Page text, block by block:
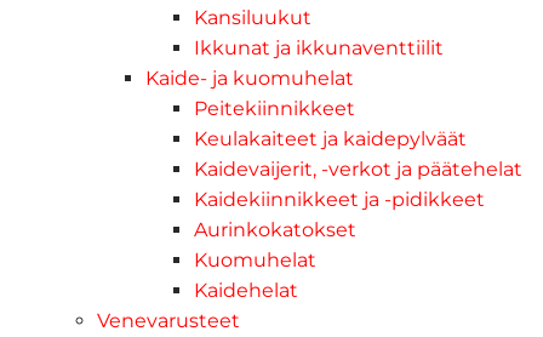
Kansiluukut
Ikkunat ja ikkunaventtiilit
Kaide- ja kuomuhelat
Peitekiinnikkeet
Keulakaiteet ja kaidepylväät
Kaidevaijerit, -verkot ja päätehelat
Kaidekiinnikkeet ja -pidikkeet
Aurinkokatokset
Kuomuhelat
Kaidehelat
Venevarusteet